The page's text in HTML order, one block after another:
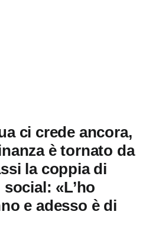
ci crede ancora,
è tornato da
la coppia di
«L’ho
e adesso è di